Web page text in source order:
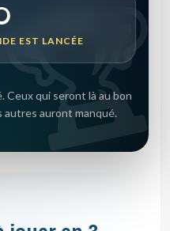
EST LANCÉE
Ceux qui seront là au bon
auront manqué.